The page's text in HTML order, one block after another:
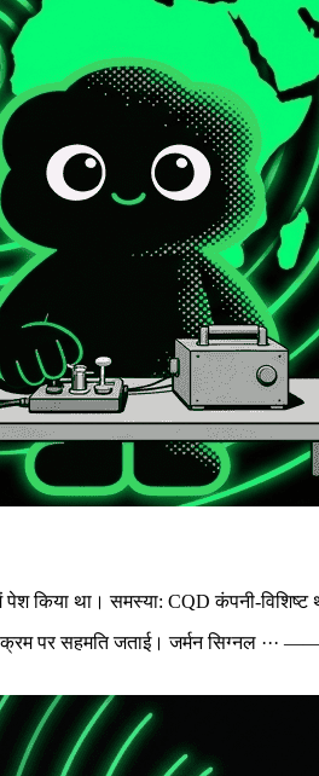
किया था। समस्या: CQD कंपनी-
पर सहमति जताई। जर्मन सिग्नल ···